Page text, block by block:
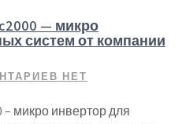
— микро
систем от компании
НЕТ
микро инвертор для